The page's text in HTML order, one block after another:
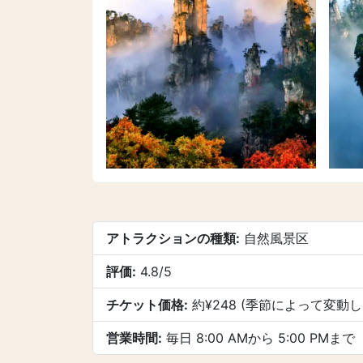
アトラクションの種類: 自然風景区
評価: 4.8/5
チケット価格: 約¥248 (季節によって変動
営業時間: 毎日 8:00 AMから 5:00 PMまで